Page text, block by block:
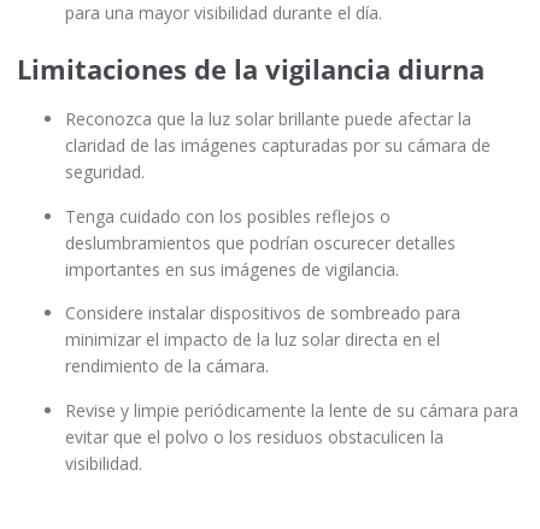
para una mayor visibilidad durante el día.
Limitaciones de la vigilancia diurna
Reconozca que la luz solar brillante puede afectar la
claridad de las imágenes capturadas por su cámara de
seguridad.
Tenga cuidado con los posibles reflejos o
deslumbramientos que podrían oscurecer detalles
importantes en sus imágenes de vigilancia.
Considere instalar dispositivos de sombreado para
minimizar el impacto de la luz solar directa en el
rendimiento de la cámara.
Revise y limpie periódicamente la lente de su cámara para
evitar que el polvo o los residuos obstaculicen la
visibilidad.